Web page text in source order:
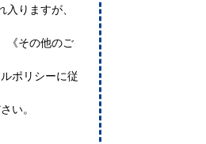
りますが、
《その他のご
ポリシーに従
い。